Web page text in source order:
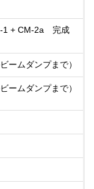
1 + CM-2a 完成
ームダンプまで）
ームダンプまで）